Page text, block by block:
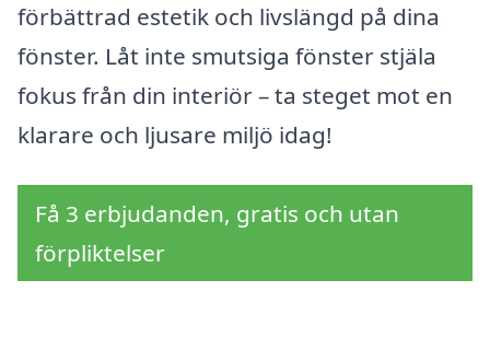
förbättrad estetik och livslängd på dina
fönster. Låt inte smutsiga fönster stjäla
fokus från din interiör – ta steget mot en
klarare och ljusare miljö idag!
Få 3 erbjudanden, gratis och utan
förpliktelser